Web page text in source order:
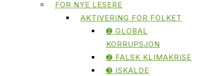
FOR NYE LESERE
AKTIVERING FOR FOLKET
➊ GLOBAL
KORRUPSJON
➋ FALSK KLIMAKRISE
➌ ISKALDE